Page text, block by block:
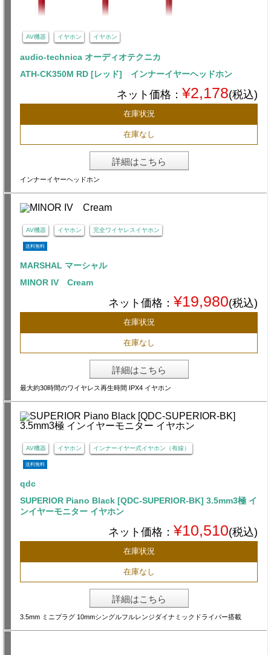
AV機器 イヤホン イヤホン
audio-technica オーディオテクニカ
ATH-CK350M RD [レッド] インナーイヤーヘッドホン
ネット価格： ¥2,178(税込)
在庫状況
在庫なし
詳細はこちら
インナーイヤーヘッドホン
AV機器 イヤホン 完全ワイヤレスイヤホン
送料無料
MARSHAL マーシャル
MINOR IV Cream
ネット価格： ¥19,980(税込)
在庫状況
在庫なし
詳細はこちら
最大約30時間のワイヤレス再生時間 IPX4 イヤホン
AV機器 イヤホン インナーイヤー式イヤホン（有線）
送料無料
qdc
SUPERIOR Piano Black [QDC-SUPERIOR-BK] 3.5mm3極 イ
ンイヤーモニター イヤホン
ネット価格： ¥10,510(税込)
在庫状況
在庫なし
詳細はこちら
3.5mm ミニプラグ 10mmシングルフルレンジダイナミックドライバー搭載